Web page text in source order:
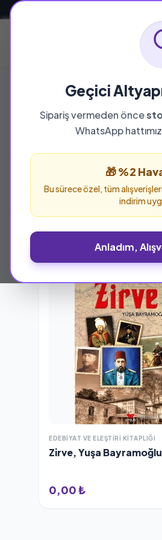
Geçici
Sipariş vermeden önce
WhatsApp
🎁 %2
Bu sürece özel, tüm
indirim
Anladım,
YAYINEVI
Edebiyat ve Eleştiri
sipariş verebilirsiniz.
EDEBIYAT VE ELEŞTIRI KITAPLIĞI
Zirve, Yuşa Bayramoğlu
0,00 ₺